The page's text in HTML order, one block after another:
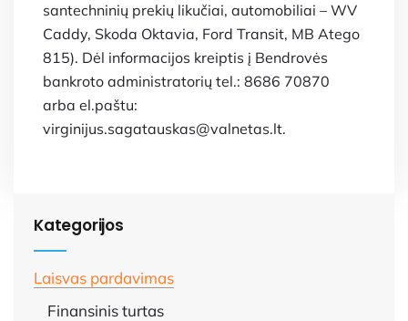
santechninių prekių likučiai, automobiliai – WV
Caddy, Skoda Oktavia, Ford Transit, MB Atego
815). Dėl informacijos kreiptis į Bendrovės
bankroto administratorių tel.: 8686 70870
arba el.paštu:
virginijus.sagatauskas@valnetas.lt.
Kategorijos
Laisvas pardavimas
Finansinis turtas